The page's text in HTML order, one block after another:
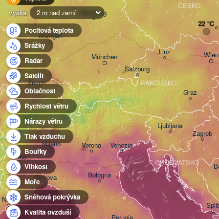
Výška:
2 m nad zemí
Pocitová teplota
Srážky
Radar
Satelit
Oblačnost
Rychlost větru
Nárazy větru
Tlak vzduchu
Bouřky
Vlhkost
Moře
Sněhová pokrývka
Kvalita ovzduší
Nürnberg
Milano
Torino
Stuttgart
Genova
Verona
Zürich
Nice
ŠVÝCARSKO
ČESKO
Wien
München
Zagreb
Linz
Venezia
Ljubljana
Salzburg
Split
Graz
Bologna
RAKOUSKO
CHORVATSKO
22 °C